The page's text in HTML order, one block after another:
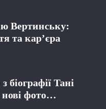
з нагоди
прав
значение и
Вертинську:
та кар’єра
біографії Тані
фото